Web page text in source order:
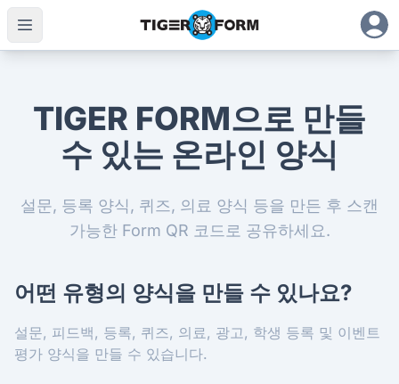
TIGER FORM으로 만들
수 있는 온라인 양식
설문, 등록 양식, 퀴즈, 의료 양식 등을 만든 후 스캔
가능한 Form QR 코드로 공유하세요.
어떤 유형의 양식을 만들 수 있나요?
설문, 피드백, 등록, 퀴즈, 의료, 광고, 학생 등록 및 이벤트
평가 양식을 만들 수 있습니다.